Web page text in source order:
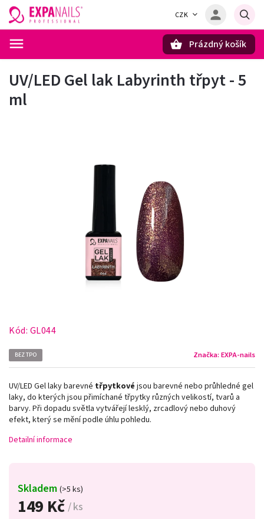
CZK
Prázdný košík
UV/LED Gel lak Labyrinth třpyt - 5
ml
Kód: GL044
BEZ TPO Značka: EXPA-nails
149 Kč / ks
Skladem (>5 ks)
UV/LED Gel laky barevné třpytkové jsou barevné nebo průhledné gel
laky, do kterých jsou přimíchané třpytky různých velikostí, tvarů a
barvy. Při dopadu světla vytvářejí lesklý, zrcadlový nebo duhový
efekt, který se mění podle úhlu pohledu.
Detailní informace